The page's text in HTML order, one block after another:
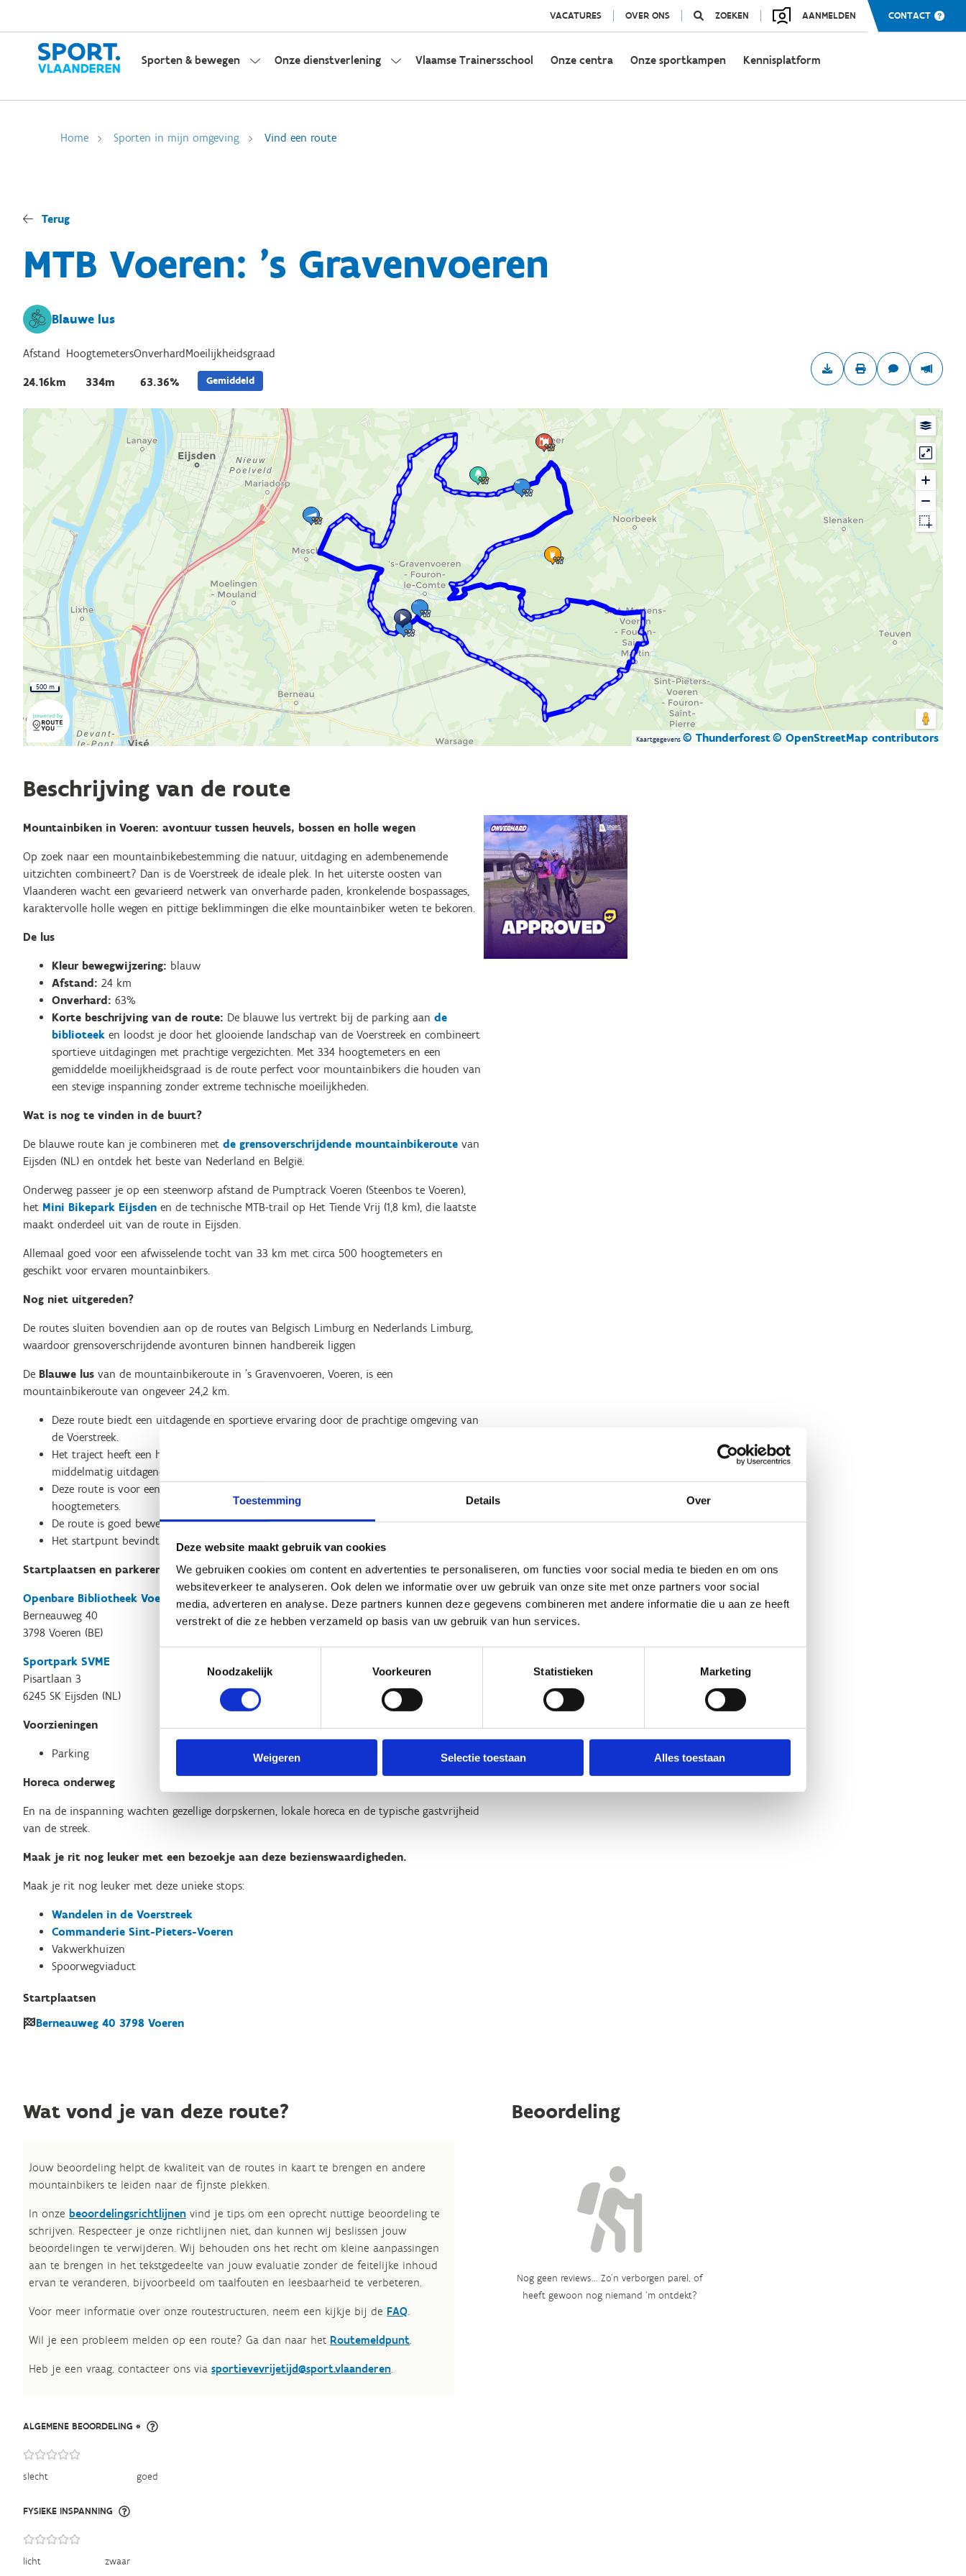
Toestemming Details Over
Deze website maakt gebruik van cookies
We gebruiken cookies om content en advertenties te personaliseren, om functies voor social media te bieden en om ons
websiteverkeer te analyseren. Ook delen we informatie over uw gebruik van onze site met onze partners voor social
media, adverteren en analyse. Deze partners kunnen deze gegevens combineren met andere informatie die u aan ze heeft
verstrekt of die ze hebben verzameld op basis van uw gebruik van hun services.
Noodzakelijk
Voorkeuren Statistieken Marketing
Weigeren Selectie toestaan Alles toestaan
VACATURES OVER ONS ZOEKEN AANMELDEN CONTACT
Sporten & bewegen Onze dienstverlening Vlaamse Trainersschool Onze centra Onze sportkampen Kennisplatform
Home Sporten in mijn omgeving Vind een route
Terug
MTB Voeren: 's Gravenvoeren
Blauwe lus
Afstand
24.16km
Hoogtemeters
334m
Onverhard
63.36%
Moeilijkheidsgraad
Gemiddeld
Kaartgegevens © Thunderforest© OpenStreetMap contributors
500 m
Beschrijving van de route
Mountainbiken in Voeren: avontuur tussen heuvels, bossen en holle wegen
Op zoek naar een mountainbikebestemming die natuur, uitdaging en adembenemende
uitzichten combineert? Dan is de Voerstreek de ideale plek. In het uiterste oosten van
Vlaanderen wacht een gevarieerd netwerk van onverharde paden, kronkelende bospassages,
karaktervolle holle wegen en pittige beklimmingen die elke mountainbiker weten te bekoren.
De lus
Kleur bewegwijzering: blauw
Afstand: 24 km
Onverhard: 63%
Korte beschrijving van de route: De blauwe lus vertrekt bij de parking aan de
biblioteek en loodst je door het glooiende landschap van de Voerstreek en combineert
sportieve uitdagingen met prachtige vergezichten. Met 334 hoogtemeters en een
gemiddelde moeilijkheidsgraad is de route perfect voor mountainbikers die houden van
een stevige inspanning zonder extreme technische moeilijkheden.
Wat is nog te vinden in de buurt?
De blauwe route kan je combineren met de grensoverschrijdende mountainbikeroute van
Eijsden (NL) en ontdek het beste van Nederland en België.
Onderweg passeer je op een steenworp afstand de Pumptrack Voeren (Steenbos te Voeren),
het Mini Bikepark Eijsden en de technische MTB-trail op Het Tiende Vrij (1,8 km), die laatste
maakt onderdeel uit van de route in Eijsden.
Allemaal goed voor een afwisselende tocht van 33 km met circa 500 hoogtemeters en
geschikt voor ervaren mountainbikers.
Nog niet uitgereden?
De routes sluiten bovendien aan op de routes van Belgisch Limburg en Nederlands Limburg,
waardoor grensoverschrijdende avonturen binnen handbereik liggen
De Blauwe lus van de mountainbikeroute in 's Gravenvoeren, Voeren, is een
mountainbikeroute van ongeveer 24,2 km.
Deze route biedt een uitdagende en sportieve ervaring door de prachtige omgeving van
de Voerstreek.
Het traject heeft een hoogteverschil van 334 meter en wordt beschouwd als een
middelmatig uitdagende route.
Deze route is voor een groot deel onverhard (72%) en bevat een totale klim van 199
hoogtemeters.
De route is goed bewegwijzerd met blauwe pijlen die je langs het pad leiden.
Het startpunt bevindt zich op de Berneauweg in 's Gravenvoeren.
Startplaatsen en parkeren
Openbare Bibliotheek Voeren
Berneauweg 40
3798 Voeren (BE)
Sportpark SVME
Pisartlaan 3
6245 SK Eijsden (NL)
Voorzieningen
Parking
Horeca onderweg
En na de inspanning wachten gezellige dorpskernen, lokale horeca en de typische gastvrijheid
van de streek.
Maak je rit nog leuker met een bezoekje aan deze bezienswaardigheden.
Maak je rit nog leuker met deze unieke stops:
Wandelen in de Voerstreek
Commanderie Sint-Pieters-Voeren
Vakwerkhuizen
Spoorwegviaduct
Startplaatsen
Berneauweg 40 3798 Voeren
Wat vond je van deze route?
Jouw beoordeling helpt de kwaliteit van de routes in kaart te brengen en andere
mountainbikers te leiden naar de fijnste plekken.
In onze beoordelingsrichtlijnen vind je tips om een oprecht nuttige beoordeling te
schrijven. Respecteer je onze richtlijnen niet, dan kunnen wij beslissen jouw
beoordelingen te verwijderen. Wij behouden ons het recht om kleine aanpassingen
aan te brengen in het tekstgedeelte van jouw evaluatie zonder de feitelijke inhoud
ervan te veranderen, bijvoorbeeld om taalfouten en leesbaarheid te verbeteren.​
Voor meer informatie over onze routestructuren, neem een kijkje bij de FAQ.
Wil je een probleem melden op een route? Ga dan naar het Routemeldpunt.
Heb je een vraag, contacteer ons via sportievevrijetijd@sport.vlaanderen.​
ALGEMENE BEOORDELING *
slecht goed
FYSIEKE INSPANNING
licht zwaar
Beoordeling
Nog geen reviews... Zo’n verborgen parel, of
heeft gewoon nog niemand ‘m ontdekt?